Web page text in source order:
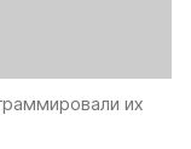
их